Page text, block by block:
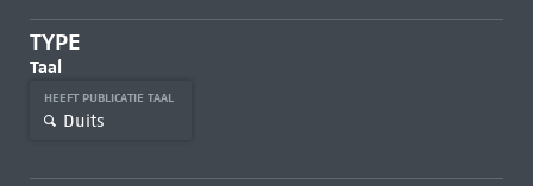
TYPE
Taal
HEEFT PUBLICATIE TAAL
Duits